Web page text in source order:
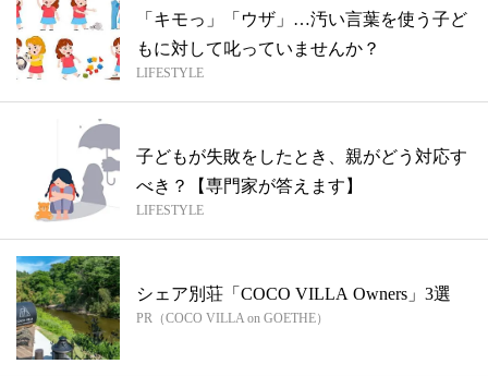
「キモっ」「ウザ」…汚い言葉を使う子ど
もに対して叱っていませんか？
LIFESTYLE
子どもが失敗をしたとき、親がどう対応す
べき？【専門家が答えます】
LIFESTYLE
シェア別荘「COCO VILLA Owners」3選
PR（COCO VILLA on GOETHE）